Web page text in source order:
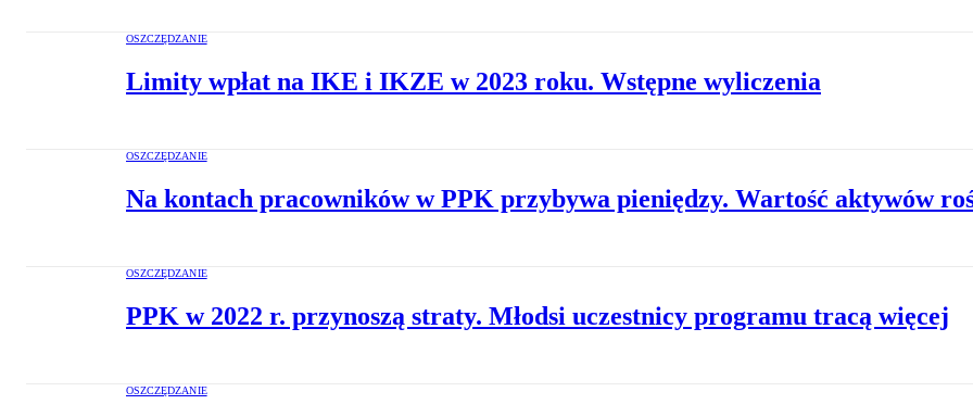
OSZCZĘDZANIE
Limity wpłat na IKE i IKZE w 2023 roku. Wstępne wyliczenia
OSZCZĘDZANIE
Na kontach pracowników w PPK przybywa pieniędzy. Wartość aktywów
OSZCZĘDZANIE
PPK w 2022 r. przynoszą straty. Młodsi uczestnicy programu tracą więcej
OSZCZĘDZANIE